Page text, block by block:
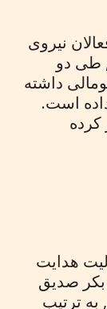
نیروی
طی دو
داشته
است.
کرده
هدایت
بکر صدیق
ترتیب